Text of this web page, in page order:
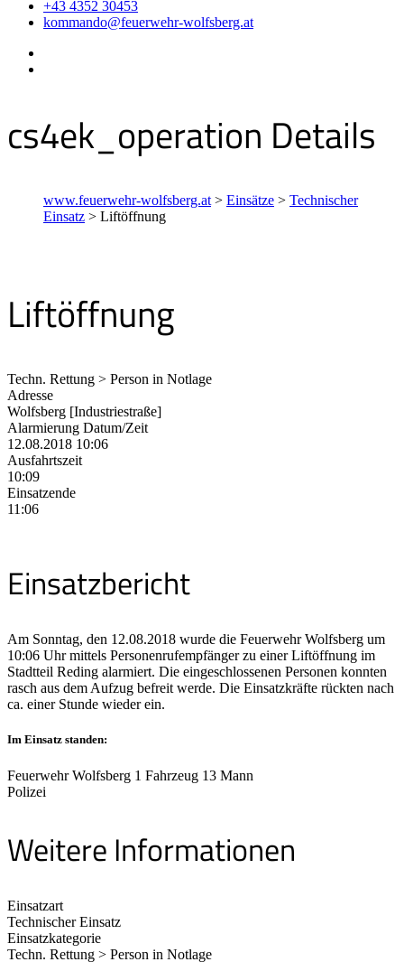
+43 4352 30453
kommando@feuerwehr-wolfsberg.at
cs4ek_operation Details
www.feuerwehr-wolfsberg.at > Einsätze > Technischer
Einsatz > Liftöffnung
Liftöffnung
Techn. Rettung > Person in Notlage
Adresse
Wolfsberg [Industriestraße]
Alarmierung Datum/Zeit
12.08.2018 10:06
Ausfahrtszeit
10:09
Einsatzende
11:06
Einsatzbericht
Am Sonntag, den 12.08.2018 wurde die Feuerwehr Wolfsberg um
10:06 Uhr mittels Personenrufempfänger zu einer Liftöffnung im
Stadtteil Reding alarmiert. Die eingeschlossenen Personen konnten
rasch aus dem Aufzug befreit werde. Die Einsatzkräfte rückten nach
ca. einer Stunde wieder ein.
Im Einsatz standen:
Feuerwehr Wolfsberg 1 Fahrzeug 13 Mann
Polizei
Weitere Informationen
Einsatzart
Technischer Einsatz
Einsatzkategorie
Techn. Rettung > Person in Notlage